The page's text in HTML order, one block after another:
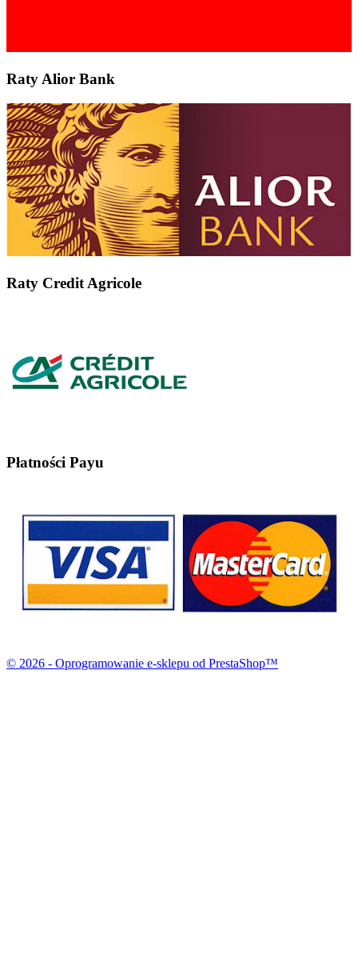
Raty Alior Bank
Raty Credit Agricole
Płatności Payu
© 2026 - Oprogramowanie e-sklepu od PrestaShop™